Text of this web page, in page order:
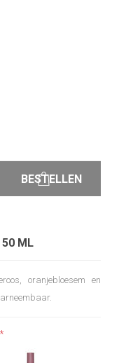
BESTELLEN
50 ML
oranjebloesem en
*